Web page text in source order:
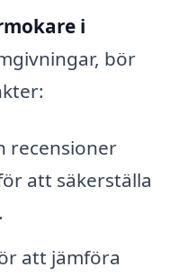
i
bör
recensioner
att säkerställa
att jämföra